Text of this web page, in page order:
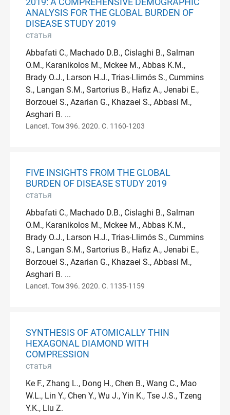
2019: A COMPREHENSIVE DEMOGRAPHIC
ANALYSIS FOR THE GLOBAL BURDEN OF
DISEASE STUDY 2019
статья
Abbafati C., Machado D.B., Cislaghi B., Salman
O.M., Karanikolos M., Mckee M., Abbas K.M.,
Brady O.J., Larson H.J., Trias-Llimós S., Cummins
S., Langan S.M., Sartorius B., Hafiz A., Jenabi E.,
Borzouei S., Azarian G., Khazaei S., Abbasi M.,
Asghari B. ...
Lancet. Том 396. 2020. С. 1160-1203
FIVE INSIGHTS FROM THE GLOBAL
BURDEN OF DISEASE STUDY 2019
статья
Abbafati C., Machado D.B., Cislaghi B., Salman
O.M., Karanikolos M., Mckee M., Abbas K.M.,
Brady O.J., Larson H.J., Trias-Llimós S., Cummins
S., Langan S.M., Sartorius B., Hafiz A., Jenabi E.,
Borzouei S., Azarian G., Khazaei S., Abbasi M.,
Asghari B. ...
Lancet. Том 396. 2020. С. 1135-1159
SYNTHESIS OF ATOMICALLY THIN
HEXAGONAL DIAMOND WITH
COMPRESSION
статья
Ke F., Zhang L., Dong H., Chen B., Wang C., Mao
W.L., Lin Y., Chen Y., Wu J., Yin K., Tse J.S., Tzeng
Y.K., Liu Z.